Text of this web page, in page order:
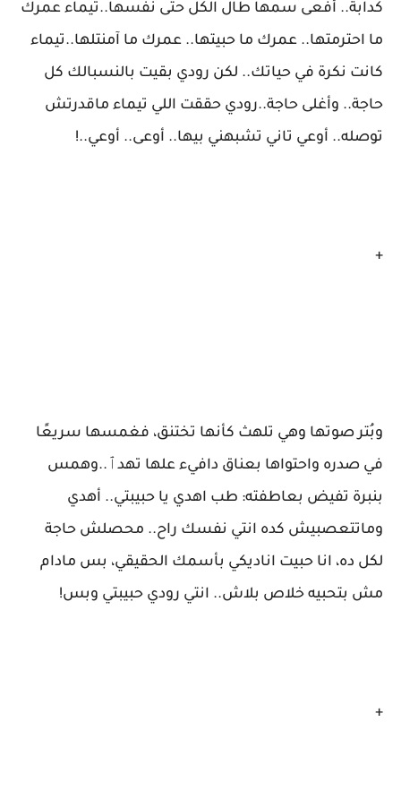
كدابة.. أفعى سمها طال الكل حتى نفسها..تيماء عمرك
ما احترمتها.. عمرك ما حبيتها.. عمرك ما آمنتلها..تيماء
كانت نكرة في حياتك.. لكن رودي بقيت بالنسبالك كل
حاجة.. وأغلى حاجة..رودي حققت اللي تيماء ماقدرتش
توصله.. أوعي تاني تشبهني بيها.. أوعى.. أوعي..!
+
وبُتر صوتها وهي تلهث كأنها تختنق، فغمسها سريعًا
في صدره واحتواها بعناق دافيء علها تهدٱ..وهمس
بنبرة تفيض بعاطفته: طب اهدي يا حبيبتي.. أهدي
وماتتعصبيش كده انتي نفسك راح.. محصلش حاجة
لكل ده، انا حبيت اناديكي بأسمك الحقيقي، بس مادام
مش بتحبيه خلاص بلاش.. انتي رودي حبيبتي وبس!
+